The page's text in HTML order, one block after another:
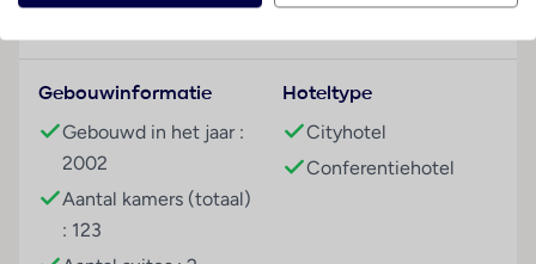
meerdere voor gehandicapten toegankelijke
vrijetijdsbestedingen. Rolstoelvriendelijke faciliteiten
flaneren uitnodigen. Tot de overige voorzieningen van
het hotel behoort een tv-ruimte. De gasten die met
de auto komen, kunnen in een garage (tegen toeslag)
of op de parkeerplaats parkeren. Onder de
beschikbare voorzieningen bevinden zich een
medische dienst, een kamerservice tegen betaling,
Faciliteiten
Gebouwinformatie
Gebouwd in het jaar :
2002
Aantal kamers (totaal)
: 123
Hoteltype
Cityhotel
Conferentiehotel